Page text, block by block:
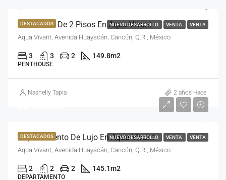
DESTACADOS NUEVO DESARROLLO VENTA VENTA
Penthouse De 2 Pisos En Aqua Vivant
Aqua Vivant, Avenida Huayacán, Cancún, Q.R., México
3 3 2 149.8m2
PENTHOUSE
Nashelly Tapia 2 años Hace
DESTACADOS NUEVO DESARROLLO VENTA VENTA
Departamento De Lujo En Aqua Vivant
Aqua Vivant, Avenida Huayacán, Cancún, Q.R., México
2 2 2 145.1m2
DEPARTAMENTO